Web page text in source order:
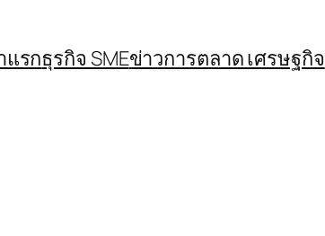
แรกธุรกิจ SMEข่าวการตลาด เศรษฐกิจ